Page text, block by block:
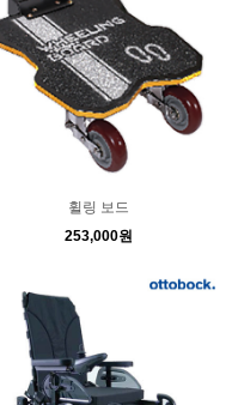
휠링 보드
253,000원